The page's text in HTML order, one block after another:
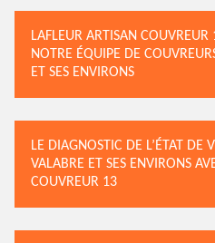
LAFLEUR ARTISAN
NOTRE ÉQUIPE DE
ET SES ENVIRONS
LE DIAGNOSTIC DE L’ÉTAT DE
VALABRE ET SES ENVIRONS
COUVREUR 13